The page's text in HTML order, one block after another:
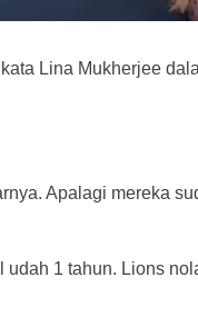
Lina Mukherjee
Apalagi mereka
1 tahun. Lions